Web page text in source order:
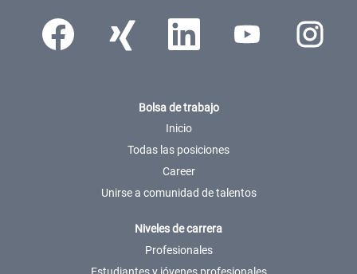
Se abre en una nueva pestaña.
Se abre en una nueva pestaña.
Se abre en una nueva pestaña.
Se abre en una nueva
Se abre en
Bolsa de trabajo
Inicio
Todas las posiciones
Career
Unirse a comunidad de talentos
Niveles de carrera
Profesionales
Estudiantes y jóvenes profesionales